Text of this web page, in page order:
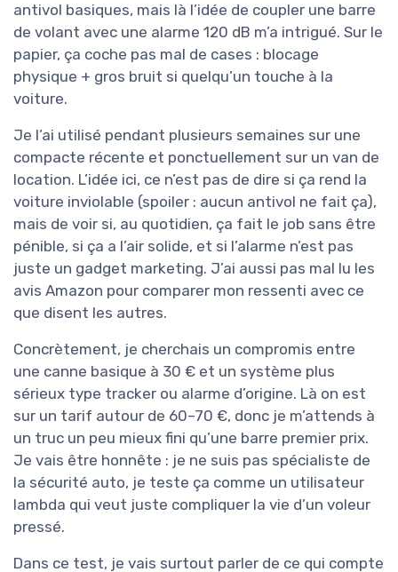
antivol basiques, mais là l’idée de coupler une barre
de volant avec une alarme 120 dB m’a intrigué. Sur le
papier, ça coche pas mal de cases : blocage
physique + gros bruit si quelqu’un touche à la
voiture.
Je l’ai utilisé pendant plusieurs semaines sur une
compacte récente et ponctuellement sur un van de
location. L’idée ici, ce n’est pas de dire si ça rend la
voiture inviolable (spoiler : aucun antivol ne fait ça),
mais de voir si, au quotidien, ça fait le job sans être
pénible, si ça a l’air solide, et si l’alarme n’est pas
juste un gadget marketing. J’ai aussi pas mal lu les
avis Amazon pour comparer mon ressenti avec ce
que disent les autres.
Concrètement, je cherchais un compromis entre
une canne basique à 30 € et un système plus
sérieux type tracker ou alarme d’origine. Là on est
sur un tarif autour de 60–70 €, donc je m’attends à
un truc un peu mieux fini qu’une barre premier prix.
Je vais être honnête : je ne suis pas spécialiste de
la sécurité auto, je teste ça comme un utilisateur
lambda qui veut juste compliquer la vie d’un voleur
pressé.
Dans ce test, je vais surtout parler de ce qui compte